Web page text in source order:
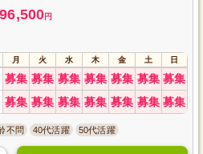
円
月 火 水 木 金 土 日
募集 募集 募集 募集 募集 募集 募集
募集 募集 募集 募集 募集 募集 募集
不問 40代活躍 50代活躍